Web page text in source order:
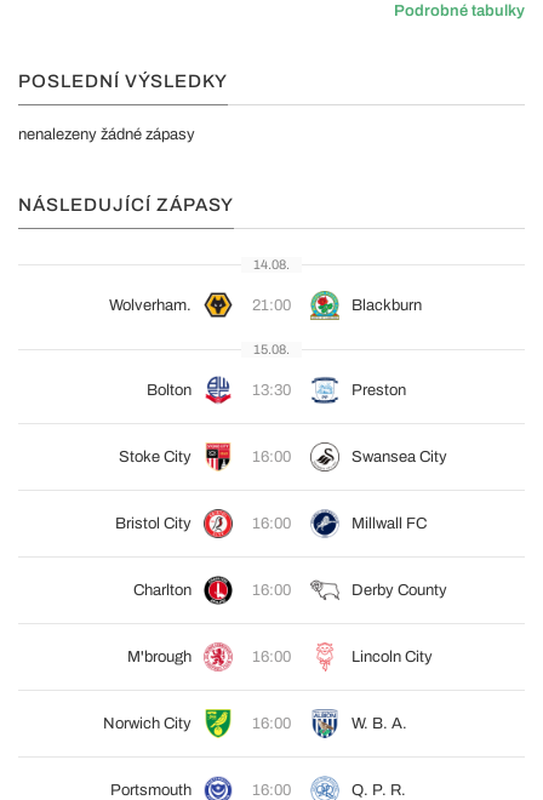
Podrobné tabulky
POSLEDNÍ VÝSLEDKY
nenalezeny žádné zápasy
NÁSLEDUJÍCÍ ZÁPASY
14.08.
Wolverham. 21:00 Blackburn
15.08.
Bolton 13:30 Preston
Stoke City 16:00 Swansea City
Bristol City 16:00 Millwall FC
Charlton 16:00 Derby County
M'brough 16:00 Lincoln City
Norwich City 16:00 W. B. A.
Portsmouth 16:00 Q. P. R.